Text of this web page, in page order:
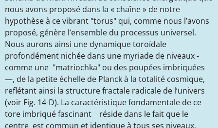
nous avons proposé dans la « chaîne » de notre
hypothèse à ce vibrant "torus" qui, comme nous l’avons
proposé, génère l’ensemble du processus universel.
Nous aurons ainsi une dynamique toroïdale
profondément nichée dans une myriade de niveaux -
comme une "matriochka" ou des poupées imbriquées
—, de la petite échelle de Planck à la totalité cosmique,
reflétant ainsi la structure fractale radicale de l’univers
(voir Fig. 14-D). La caractéristique fondamentale de ce
tore imbriqué fascinant réside dans le fait que le
centre est commun et identique à tous ses niveaux.